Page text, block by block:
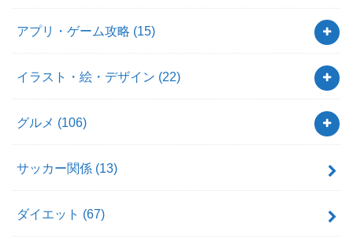
アプリ・ゲーム攻略 (15)
イラスト・絵・デザイン (22)
グルメ (106)
サッカー関係 (13)
ダイエット (67)